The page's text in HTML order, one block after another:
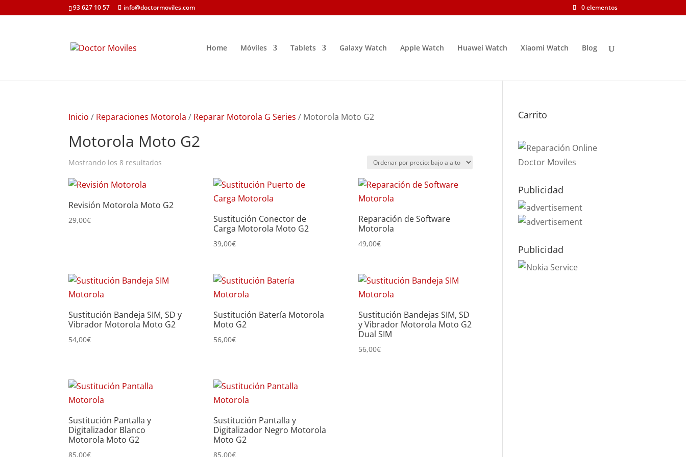
93 627 10 57 info@doctormoviles.com 0 elementos
Home Móviles Tablets Galaxy Watch Apple Watch Huawei Watch Xiaomi Watch Blog
Inicio / Reparaciones Motorola / Reparar Motorola G Series / Motorola Moto G2
Motorola Moto G2
Mostrando los 8 resultados
bajo
Revisión Motorola Moto G2
29,00€
Sustitución Conector de
Carga Motorola Moto G2
39,00€
Reparación de Software
Motorola
49,00€
Sustitución Bandeja SIM, SD y
Vibrador Motorola Moto G2
54,00€
Sustitución Batería Motorola
Moto G2
56,00€
Sustitución Bandejas SIM, SD
y Vibrador Motorola Moto G2
Dual SIM
56,00€
Sustitución Pantalla y
Digitalizador Blanco
Motorola Moto G2
85,00€
Sustitución Pantalla y
Digitalizador Negro Motorola
Moto G2
85,00€
Carrito
Publicidad
Publicidad